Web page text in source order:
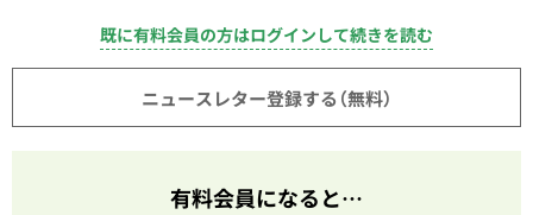
既に有料会員の方はログインして続きを読む
ニュースレター登録する（無料）
有料会員になると…